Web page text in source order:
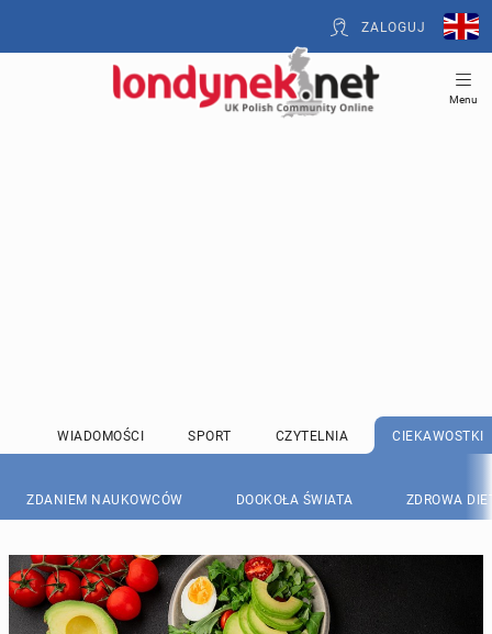
ZALOGUJ
Menu
WIADOMOŚCI SPORT CZYTELNIA CIEKAWOSTKI
ZDANIEM NAUKOWCÓW DOOKOŁA ŚWIATA ZDROWA